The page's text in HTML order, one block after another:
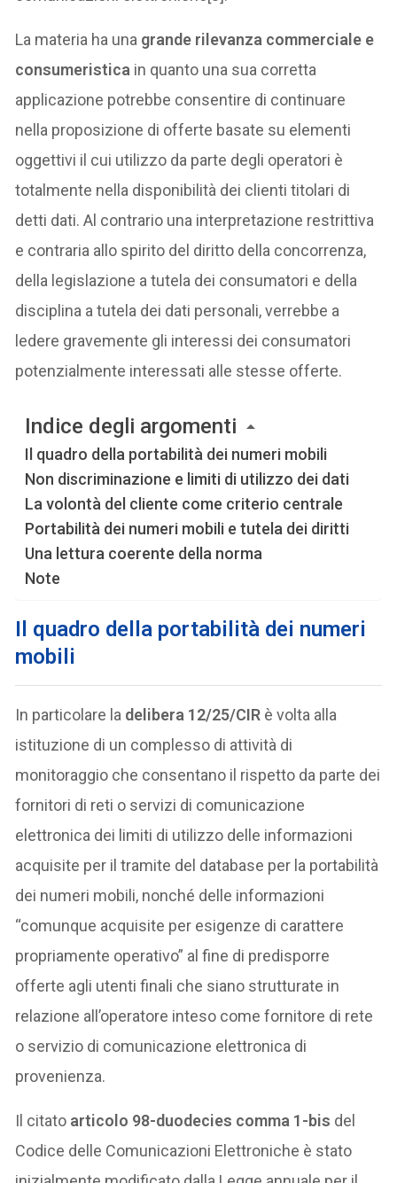
La materia ha una grande rilevanza commerciale e
consumeristica in quanto una sua corretta
applicazione potrebbe consentire di continuare
nella proposizione di offerte basate su elementi
oggettivi il cui utilizzo da parte degli operatori è
totalmente nella disponibilità dei clienti titolari di
detti dati. Al contrario una interpretazione restrittiva
e contraria allo spirito del diritto della concorrenza,
della legislazione a tutela dei consumatori e della
disciplina a tutela dei dati personali, verrebbe a
ledere gravemente gli interessi dei consumatori
potenzialmente interessati alle stesse offerte.
Indice degli argomenti
Il quadro della portabilità dei numeri mobili
Non discriminazione e limiti di utilizzo dei dati
La volontà del cliente come criterio centrale
Portabilità dei numeri mobili e tutela dei diritti
Una lettura coerente della norma
Note
Il quadro della portabilità dei numeri
mobili
In particolare la delibera 12/25/CIR è volta alla
istituzione di un complesso di attività di
monitoraggio che consentano il rispetto da parte dei
fornitori di reti o servizi di comunicazione
elettronica dei limiti di utilizzo delle informazioni
acquisite per il tramite del database per la portabilità
dei numeri mobili, nonché delle informazioni
“comunque acquisite per esigenze di carattere
propriamente operativo” al fine di predisporre
offerte agli utenti finali che siano strutturate in
relazione all’operatore inteso come fornitore di rete
o servizio di comunicazione elettronica di
provenienza.
Il citato articolo 98-duodecies comma 1-bis del
Codice delle Comunicazioni Elettroniche è stato